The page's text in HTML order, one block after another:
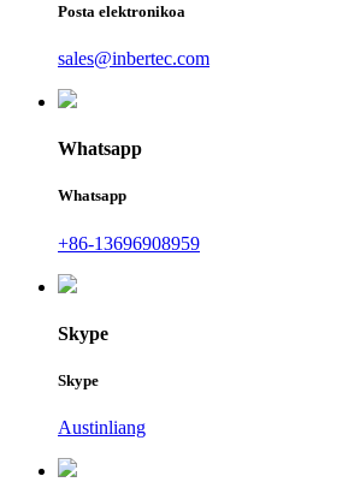
Posta elektronikoa
sales@inbertec.com
Whatsapp
Whatsapp
+86-13696908959
Skype
Skype
Austinliang